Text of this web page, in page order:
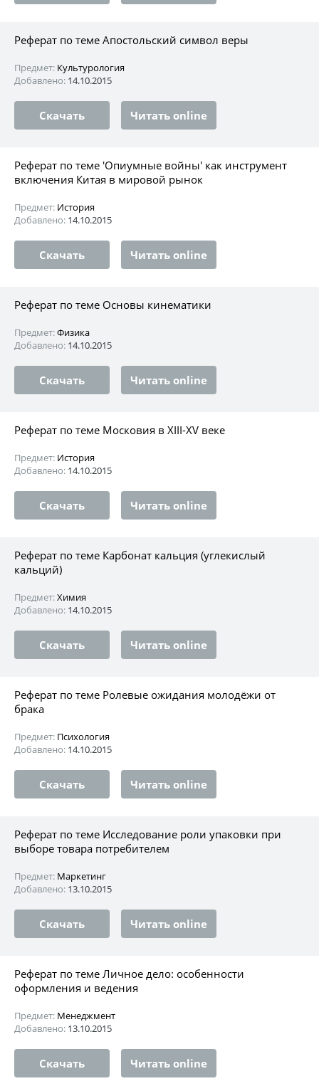
Реферат по теме Апостольский символ веры
Предмет: Культурология
Добавлено: 14.10.2015
Скачать Читать online
Реферат по теме 'Опиумные войны' как инструмент
включения Китая в мировой рынок
Предмет: История
Добавлено: 14.10.2015
Скачать Читать online
Реферат по теме Основы кинематики
Предмет:Физика
Добавлено: 14.10.2015
Скачать Читать online
Реферат по теме Московия в XIII-XV веке
Предмет: История
Добавлено: 14.10.2015
Скачать Читать online
Реферат по теме Карбонат кальция (углекислый
кальций)
Предмет:Химия
Добавлено: 14.10.2015
Скачать Читать online
Реферат по теме Ролевые ожидания молодёжи от
брака
Предмет: Психология
Добавлено: 14.10.2015
Скачать Читать online
Реферат по теме Исследование роли упаковки при
выборе товара потребителем
Предмет: Маркетинг
Добавлено: 13.10.2015
Скачать Читать online
Реферат по теме Личное дело: особенности
оформления и ведения
Предмет: Менеджмент
Добавлено: 13.10.2015
Скачать Читать online